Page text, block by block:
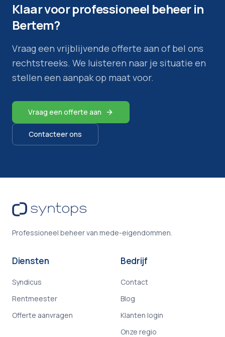
Klaar voor professioneel beheer in
Bertem?
Vraag een vrijblijvende offerte aan of bel ons
rechtstreeks. We luisteren naar je situatie en
stellen een aanpak op maat voor.
Vraag een offerte aan
Contacteer ons
Professioneel beheer van mede-eigendommen.
Diensten
Syndicus
Rentmeester
Offerte aanvragen
Bedrijf
Contact
Blog
Klanten login
Onze regio